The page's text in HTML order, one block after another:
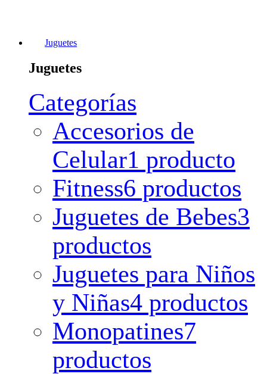
Juguetes
Juguetes
Categorías
Accesorios de
Celular1 producto
Fitness6 productos
Juguetes de Bebes3
productos
Juguetes para Niños
y Niñas4 productos
Monopatines7
productos